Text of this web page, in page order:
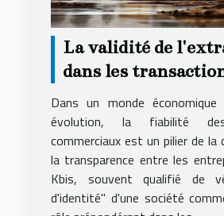
La validité de
dans les
commerciales et
Dans un monde économique
évolution, la fiabilité
commerciaux est un pilier de la
la transparence entre les
Kbis, souvent qualifié de
d'identité" d'une société